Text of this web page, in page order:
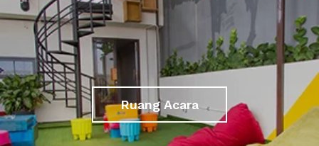
Ruang Acara